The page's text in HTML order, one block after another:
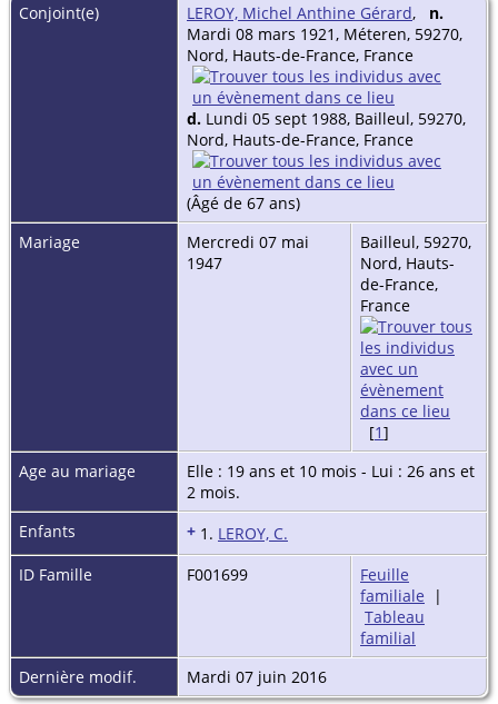
Conjoint(e) LEROY, Michel Anthine Gérard, n.
Mardi 08 mars 1921, Méteren, 59270,
Nord, Hauts-de-France, France
d. Lundi 05 sept 1988, Bailleul, 59270,
Nord, Hauts-de-France, France
(Âgé de 67 ans)
Mariage
Mercredi 07 mai
1947
Bailleul, 59270,
Nord, Hauts-
de-France,
France
[1]
Age au mariage
Elle : 19 ans et 10 mois - Lui : 26 ans et
2 mois.
Enfants
+ 1. LEROY, C.
ID Famille
F001699
Feuille
familiale |
Tableau
familial
Dernière modif.
Mardi 07 juin 2016